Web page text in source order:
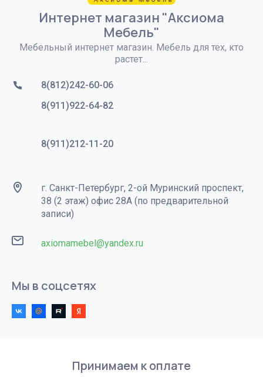
Интернет магазин "Аксиома
Мебель"
Мебельный интернет магазин. Мебель для тех, кто
растет...
8(812)242-60-06
8(911)922-64-82
8(911)212-11-20
г. Санкт-Петербург, 2-ой Муринский проспект,
38 (2 этаж) офис 28А (по предварительной
записи)
axiomamebel@yandex.ru
Мы в соцсетях
Принимаем к оплате